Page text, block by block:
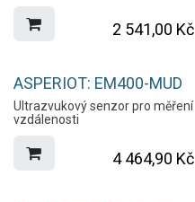
kalibrovatelné, splňuje
požadavky normy EN12830
2 541,00 Kč
ASPERIOT: EM400-MUD
Ultrazvukový senzor pro měření
vzdálenosti
4 464,90 Kč